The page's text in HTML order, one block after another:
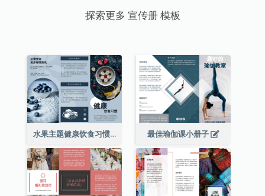
探索更多 宣传册 模板
水果主题健康饮食习惯小册子 最佳瑜伽课小册子